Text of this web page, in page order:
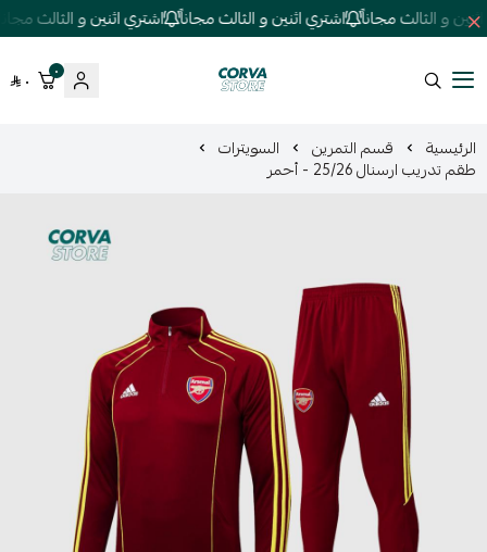
و الثالث مجاناً اشتري اثنين و الثالث مجاناً اشتري اثنين و الثالث مجاناً
كورفا ستور
٠ ٠
الرئيسية قسم التمرين السويترات
طقم تدريب ارسنال 25/26 - أحمر